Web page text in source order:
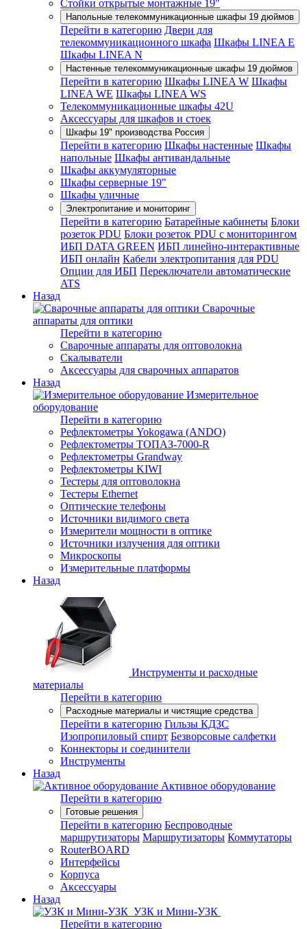
Стойки открытые монтажные 19"
Напольные телекоммуникационные шкафы 19 дюймов
Перейти в категорию Двери для
телекоммуникационного шкафа Шкафы LINEA E
Шкафы LINEA N
Настенные телекоммуникационные шкафы 19 дюймов
Перейти в категорию Шкафы LINEA W Шкафы
LINEA WE Шкафы LINEA WS
Телекоммуникационные шкафы 42U
Аксессуары для шкафов и стоек
Шкафы 19" производства Россия
Перейти в категорию Шкафы настенные Шкафы
напольные Шкафы антивандальные
Шкафы аккумуляторные
Шкафы серверные 19"
Шкафы уличные
Электропитание и мониторинг
Перейти в категорию Батарейные кабинеты Блоки
розеток PDU Блоки розеток PDU с мониторингом
ИБП DATA GREEN ИБП линейно-интерактивные
ИБП онлайн Кабели электропитания для PDU
Опции для ИБП Переключатели автоматические
ATS
Назад
Сварочные
аппараты для оптики
Перейти в категорию
Сварочные аппараты для оптоволокна
Скалыватели
Аксессуары для сварочных аппаратов
Назад
Измерительное
оборудование
Перейти в категорию
Рефлектометры Yokogawa (ANDO)
Рефлектометры ТОПАЗ-7000-R
Рефлектометры Grandway
Рефлектометры KIWI
Тестеры для оптоволокна
Тестеры Ethernet
Оптические телефоны
Источники видимого света
Измерители мощности в оптике
Источники излучения для оптики
Микроскопы
Измерительные платформы
Назад
Инструменты и расходные
материалы
Перейти в категорию
Расходные материалы и чистящие средства
Перейти в категорию Гильзы КДЗС
Изопропиловый спирт Безворсовые салфетки
Коннекторы и соединители
Инструменты
Назад
Активное оборудование
Перейти в категорию
Готовые решения
Перейти в категорию Беспроводные
маршрутизаторы Маршрутизаторы Коммутаторы
RouterBOARD
Интерфейсы
Корпуса
Аксессуары
Назад
УЗК и Мини-УЗК
Перейти в категорию